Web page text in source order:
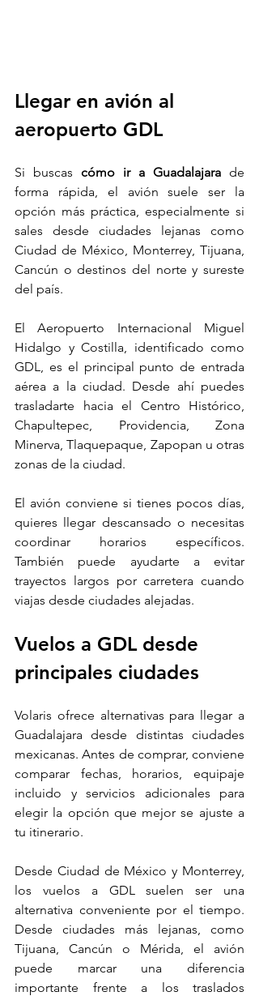
Llegar en avión al
aeropuerto GDL
Si buscas cómo ir a Guadalajara de
forma rápida, el avión suele ser la
opción más práctica, especialmente si
sales desde ciudades lejanas como
Ciudad de México, Monterrey, Tijuana,
Cancún o destinos del norte y sureste
del país.
El Aeropuerto Internacional Miguel
Hidalgo y Costilla, identificado como
GDL, es el principal punto de entrada
aérea a la ciudad. Desde ahí puedes
trasladarte hacia el Centro Histórico,
Chapultepec, Providencia, Zona
Minerva, Tlaquepaque, Zapopan u otras
zonas de la ciudad.
El avión conviene si tienes pocos días,
quieres llegar descansado o necesitas
coordinar horarios específicos.
También puede ayudarte a evitar
trayectos largos por carretera cuando
viajas desde ciudades alejadas.
Vuelos a GDL desde
principales ciudades
Volaris ofrece alternativas para llegar a
Guadalajara desde distintas ciudades
mexicanas. Antes de comprar, conviene
comparar fechas, horarios, equipaje
incluido y servicios adicionales para
elegir la opción que mejor se ajuste a
tu itinerario.
Desde Ciudad de México y Monterrey,
los vuelos a GDL suelen ser una
alternativa conveniente por el tiempo.
Desde ciudades más lejanas, como
Tijuana, Cancún o Mérida, el avión
puede marcar una diferencia
importante frente a los traslados